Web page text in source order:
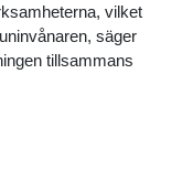
vilket
säger
tillsammans